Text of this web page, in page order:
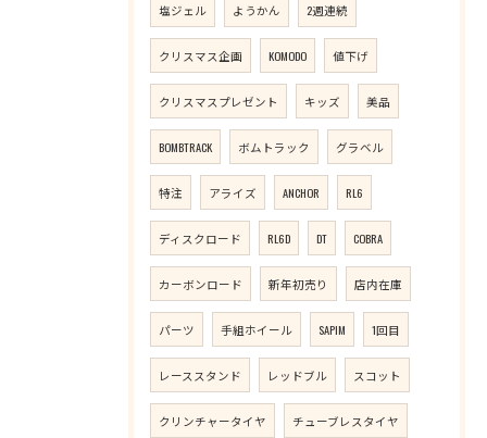
塩ジェル ようかん 2週連続
クリスマス企画 KOMODO 値下げ
クリスマスプレゼント キッズ 美品
BOMBTRACK ボムトラック グラベル
特注 アライズ ANCHOR RL6
ディスクロード RL6D DT COBRA
カーボンロード 新年初売り 店内在庫
パーツ 手組ホイール SAPIM 1回目
レーススタンド レッドブル スコット
クリンチャータイヤ チューブレスタイヤ